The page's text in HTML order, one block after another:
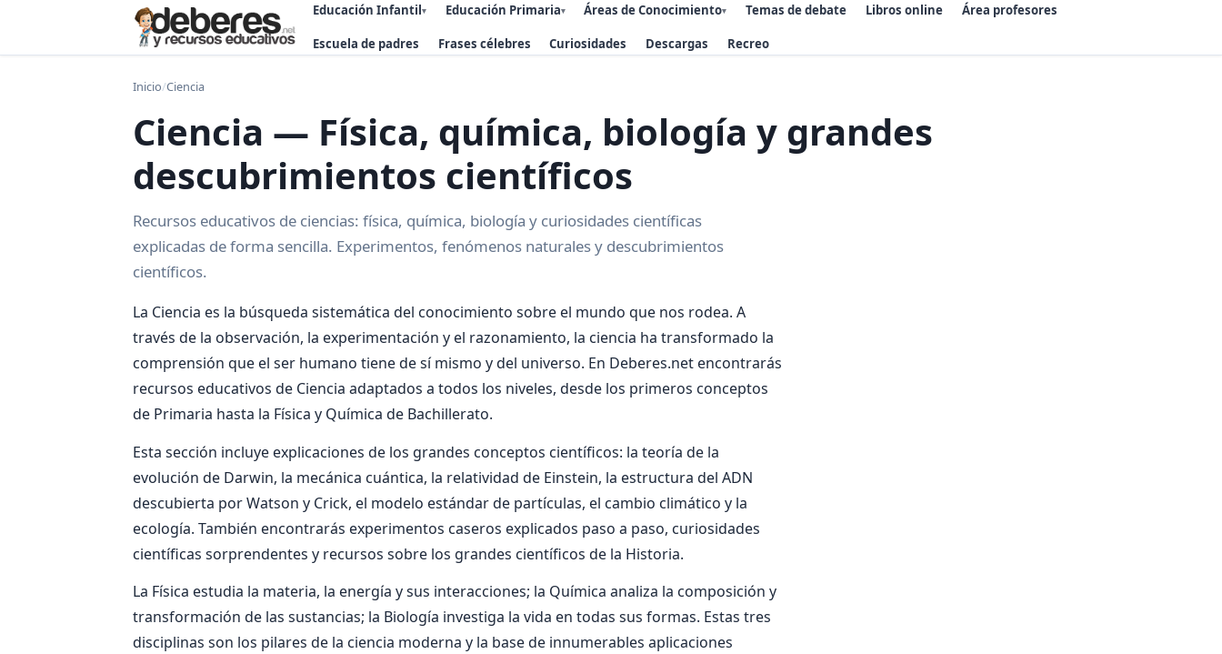
Educación Infantil▾ Educación Primaria▾ Áreas de Conocimiento▾ Temas de debate Libros online Área profesores
Escuela de padres Frases célebres Curiosidades Descargas Recreo
Inicio/Ciencia
Ciencia — Física, química, biología y grandes
descubrimientos científicos
Recursos educativos de ciencias: física, química, biología y curiosidades científicas
explicadas de forma sencilla. Experimentos, fenómenos naturales y descubrimientos
científicos.
La Ciencia es la búsqueda sistemática del conocimiento sobre el mundo que nos rodea. A
través de la observación, la experimentación y el razonamiento, la ciencia ha transformado la
comprensión que el ser humano tiene de sí mismo y del universo. En Deberes.net encontrarás
recursos educativos de Ciencia adaptados a todos los niveles, desde los primeros conceptos
de Primaria hasta la Física y Química de Bachillerato.
Esta sección incluye explicaciones de los grandes conceptos científicos: la teoría de la
evolución de Darwin, la mecánica cuántica, la relatividad de Einstein, la estructura del ADN
descubierta por Watson y Crick, el modelo estándar de partículas, el cambio climático y la
ecología. También encontrarás experimentos caseros explicados paso a paso, curiosidades
científicas sorprendentes y recursos sobre los grandes científicos de la Historia.
La Física estudia la materia, la energía y sus interacciones; la Química analiza la composición y
transformación de las sustancias; la Biología investiga la vida en todas sus formas. Estas tres
disciplinas son los pilares de la ciencia moderna y la base de innumerables aplicaciones